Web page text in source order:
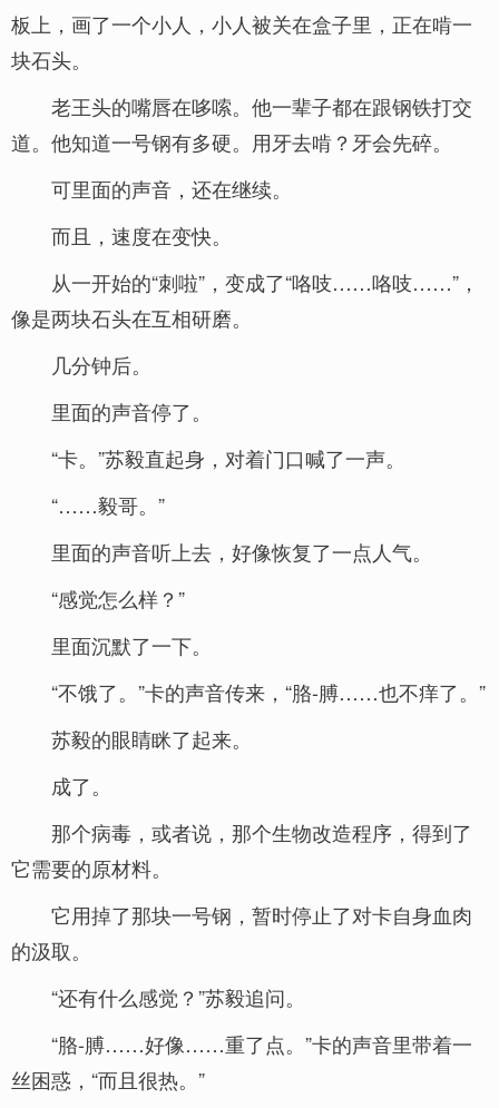
板上，画了一个小人，小人被关在盒子里，正在啃一
块石头。
老王头的嘴唇在哆嗦。他一辈子都在跟钢铁打交
道。他知道一号钢有多硬。用牙去啃？牙会先碎。
可里面的声音，还在继续。
而且，速度在变快。
从一开始的“刺啦”，变成了“咯吱……咯吱……”，
像是两块石头在互相研磨。
几分钟后。
里面的声音停了。
“卡。”苏毅直起身，对着门口喊了一声。
“……毅哥。”
里面的声音听上去，好像恢复了一点人气。
“感觉怎么样？”
里面沉默了一下。
“不饿了。”卡的声音传来，“胳-膊……也不痒了。”
苏毅的眼睛眯了起来。
成了。
那个病毒，或者说，那个生物改造程序，得到了
它需要的原材料。
它用掉了那块一号钢，暂时停止了对卡自身血肉
的汲取。
“还有什么感觉？”苏毅追问。
“胳-膊……好像……重了点。”卡的声音里带着一
丝困惑，“而且很热。”